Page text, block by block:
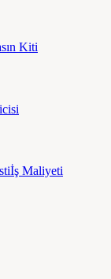
Kiti
İş Maliyeti